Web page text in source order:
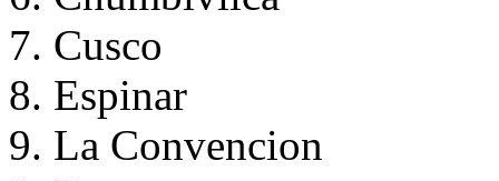
Cusco
Espinar
La Convencion